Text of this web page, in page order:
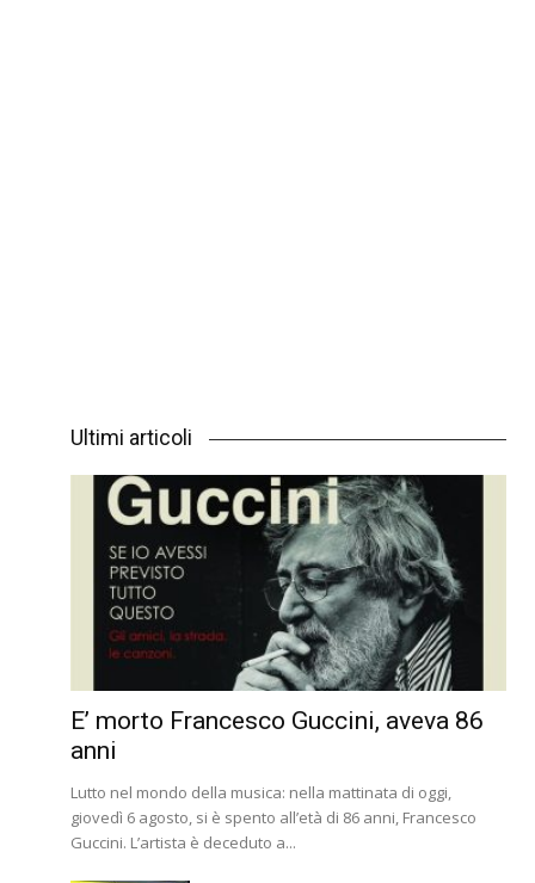
Ultimi articoli
E’ morto Francesco Guccini, aveva 86
anni
Lutto nel mondo della musica: nella mattinata di oggi,
giovedì 6 agosto, si è spento all’età di 86 anni, Francesco
Guccini. L’artista è deceduto a...